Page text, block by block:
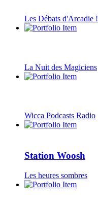
Les Débats d'Arcadie !
La Nuit des Magiciens
Wicca Podcasts Radio
Station Woosh
Les heures sombres